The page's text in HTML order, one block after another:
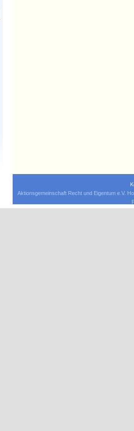
Aktionsgemeinschaft Recht und Eigentum e.V.